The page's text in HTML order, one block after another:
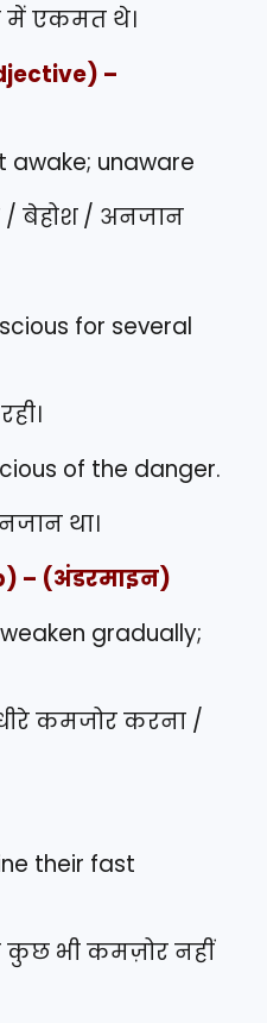
में एकमत थे।
–
awake; unaware
बेहोश / अनजान
for several
of the danger.
था।
– (अंडरमाइन)
gradually;
कमजोर करना /
their fast
कुछ भी कमज़ोर नहीं